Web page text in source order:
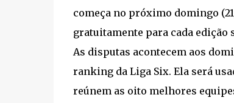
começa no próximo domingo
gratuitamente para cada edição
As disputas acontecem aos
ranking da Liga Six. Ela será
reúnem as oito melhores